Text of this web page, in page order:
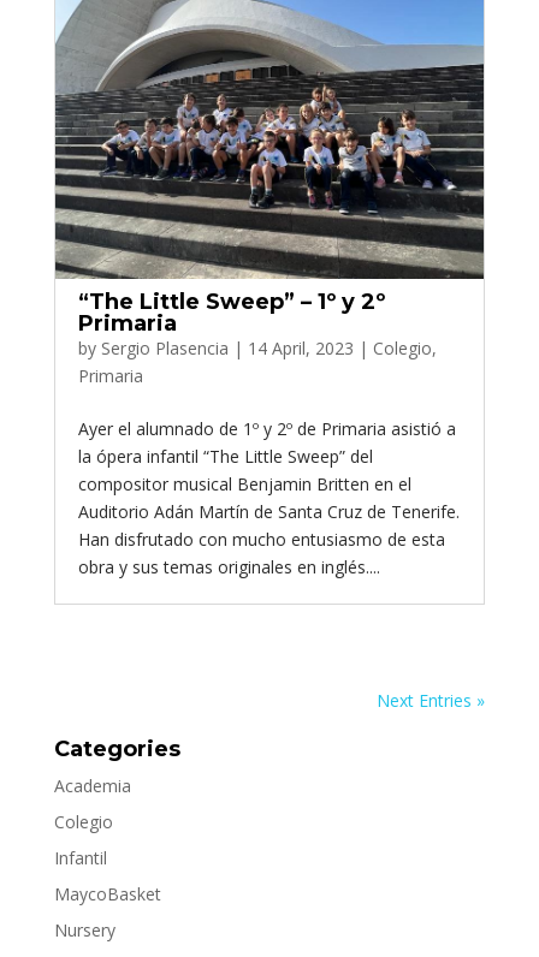
“The Little Sweep” – 1º y 2º
Primaria
by Sergio Plasencia | 14 April, 2023 | Colegio,
Primaria
Ayer el alumnado de 1º y 2º de Primaria asistió a
la ópera infantil “The Little Sweep” del
compositor musical Benjamin Britten en el
Auditorio Adán Martín de Santa Cruz de Tenerife.
Han disfrutado con mucho entusiasmo de esta
obra y sus temas originales en inglés....
Next Entries »
Categories
Academia
Colegio
Infantil
MaycoBasket
Nursery